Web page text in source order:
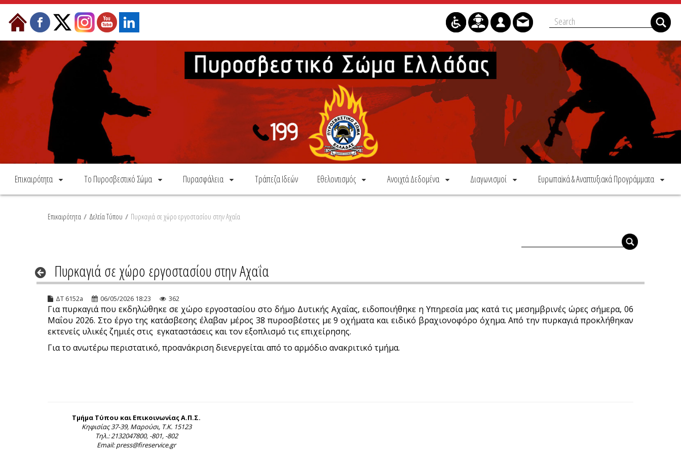
Skip to Content
Επικαιρότητα Το Πυροσβεστικό Σώμα Πυρασφάλεια Τράπεζα Ιδεών Εθελοντισμός Ανοιχτά Δεδομένα Διαγωνισμοί Ευρωπαϊκά & Αναπτυξιακά Προγράμματα
Επικαιρότητα / Δελτία Τύπου / Πυρκαγιά σε χώρο εργοστασίου στην Αχαΐα
Πυρκαγιά σε χώρο εργοστασίου στην Αχαΐα
ΔΤ 6152a 06/05/2026 18:23 362
Για πυρκαγιά που εκδηλώθηκε σε χώρο εργοστασίου στο δήμο Δυτικής Αχαΐας, ειδοποιήθηκε η Υπηρεσία μας κατά τις μεσημβρινές ώρες σήμερα, 06
Μαΐου 2026. Στο έργο της κατάσβεσης έλαβαν μέρος 38 πυροσβέστες με 9 οχήματα και ειδικό βραχιονοφόρο όχημα. Από την πυρκαγιά προκλήθηκαν
εκτενείς υλικές ζημιές στις εγκαταστάσεις και τον εξοπλισμό τις επιχείρησης.
Για το ανωτέρω περιστατικό, προανάκριση διενεργείται από το αρμόδιο ανακριτικό τμήμα.
Τμήμα Τύπου και Επικοινωνίας Α.Π.Σ.
Κηφισίας 37-39, Μαρούσι, Τ.Κ. 15123
Τηλ.: 2132047800, -801, -802
Email: press@fireservice.gr